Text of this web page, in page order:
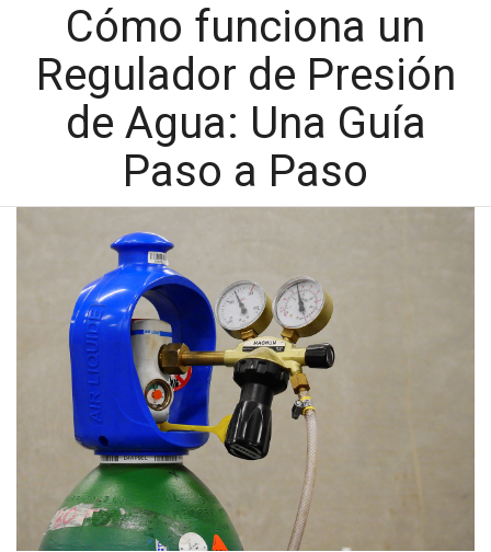
Cómo funciona un
Regulador de Presión
de Agua: Una Guía
Paso a Paso